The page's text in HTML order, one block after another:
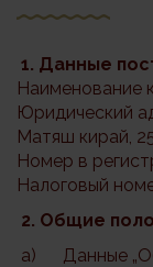
1. Данные
Наименование
Юридический
Матяш кирай,
Номер в
Налоговый
2. Общие
a) Данные